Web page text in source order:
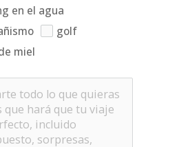
en el agua
golf
miel